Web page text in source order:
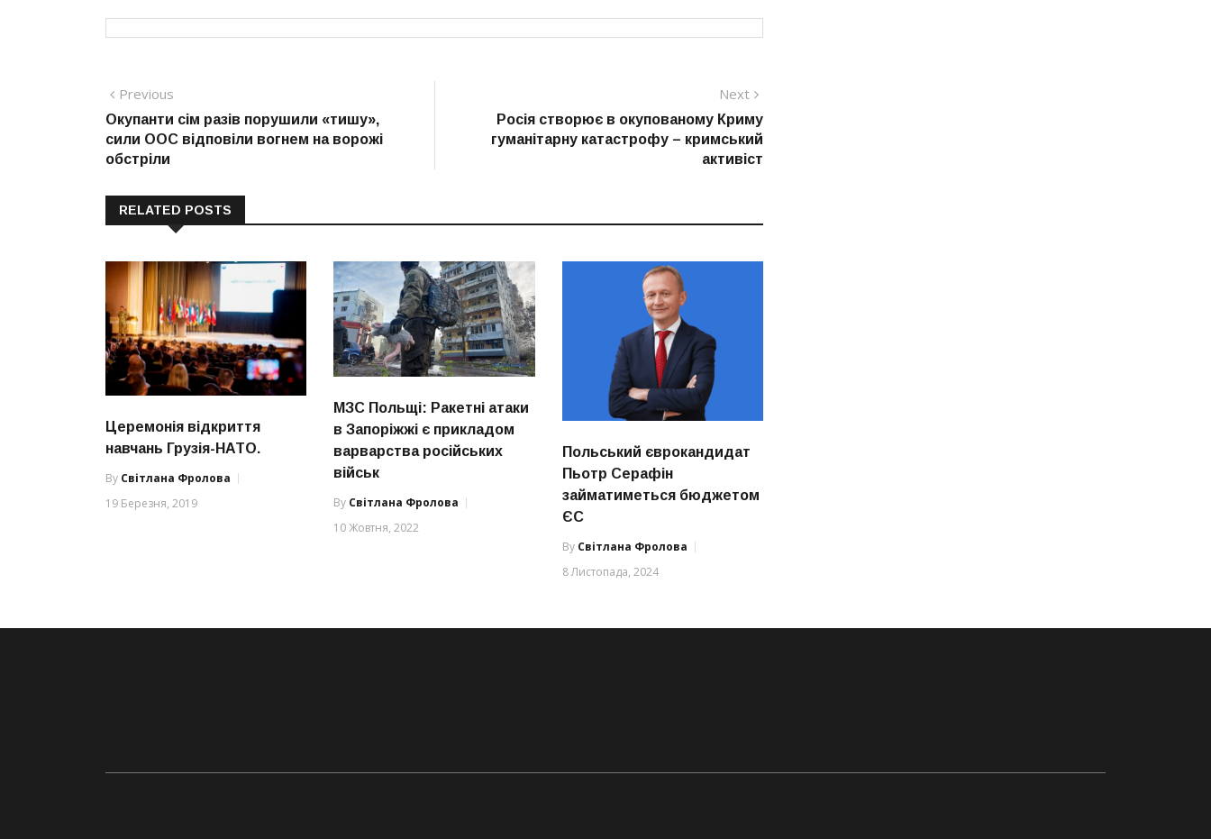
Навігація
записів
Previous
post:
Окупанти сім разів порушили «тишу»,
сили ООС відповіли вогнем на ворожі
обстріли
Next
post:
Росія створює в окупованому Криму
гуманітарну катастрофу – кримський
активіст
RELATED POSTS
Церемонія відкриття
навчань Грузія-НАТО.
By Світлана Фролова
19 Березня, 2019
МЗС Польщі: Ракетні атаки
в Запоріжжі є прикладом
варварства російських
військ
By Світлана Фролова
10 Жовтня, 2022
Польський єврокандидат
Пьотр Серафін
займатиметься бюджетом
ЄС
By Світлана Фролова
8 Листопада, 2024